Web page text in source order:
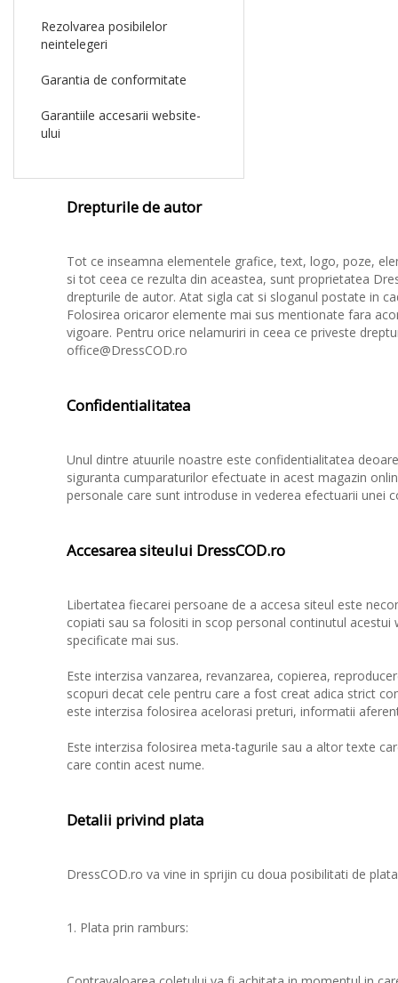
Rezolvarea posibilelor
neintelegeri
Garantia de conformitate
Garantiile accesarii website-
ului
Drepturile de autor
Tot ce inseamna elementele grafice, text, logo, poze,
si tot ceea ce rezulta din aceastea, sunt proprietatea
drepturile de autor. Atat sigla cat si sloganul postate in
Folosirea oricaror elemente mai sus mentionate fara
vigoare. Pentru orice nelamuriri in ceea ce priveste
office@DressCOD.ro
Confidentialitatea
Unul dintre atuurile noastre este confidentialitatea
siguranta cumparaturilor efectuate in acest magazin
personale care sunt introduse in vederea efectuarii unei
Accesarea siteului DressCOD.ro
Libertatea fiecarei persoane de a accesa siteul este
copiati sau sa folositi in scop personal continutul
specificate mai sus.
Este interzisa vanzarea, revanzarea, copierea,
scopuri decat cele pentru care a fost creat adica strict
este interzisa folosirea acelorasi preturi, informatii
Este interzisa folosirea meta-tagurile sau a altor texte
care contin acest nume.
Detalii privind plata
DressCOD.ro va vine in sprijin cu doua posibilitati de plata
1. Plata prin ramburs: